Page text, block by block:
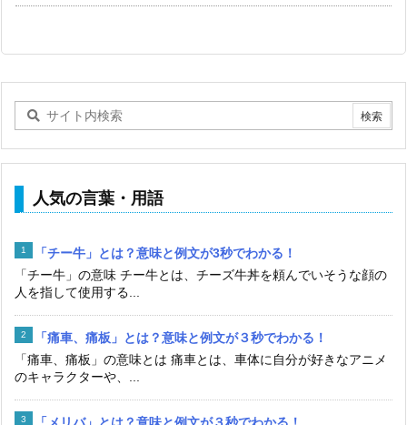
人気の言葉・用語
「チー牛」とは？意味と例文が3秒でわかる！
「チー牛」の意味 チー牛とは、チーズ牛丼を頼んでいそうな顔の
人を指して使用する...
「痛車、痛板」とは？意味と例文が３秒でわかる！
「痛車、痛板」の意味とは 痛車とは、車体に自分が好きなアニメ
のキャラクターや、...